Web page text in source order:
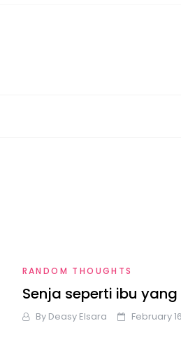
RANDOM THOUGHTS
Senja seperti ibu
By Deasy Elsara February